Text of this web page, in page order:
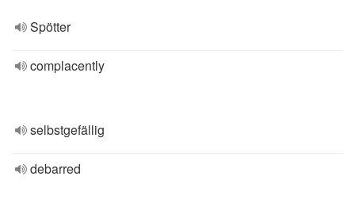
Spötter
complacently
selbstgefällig
debarred